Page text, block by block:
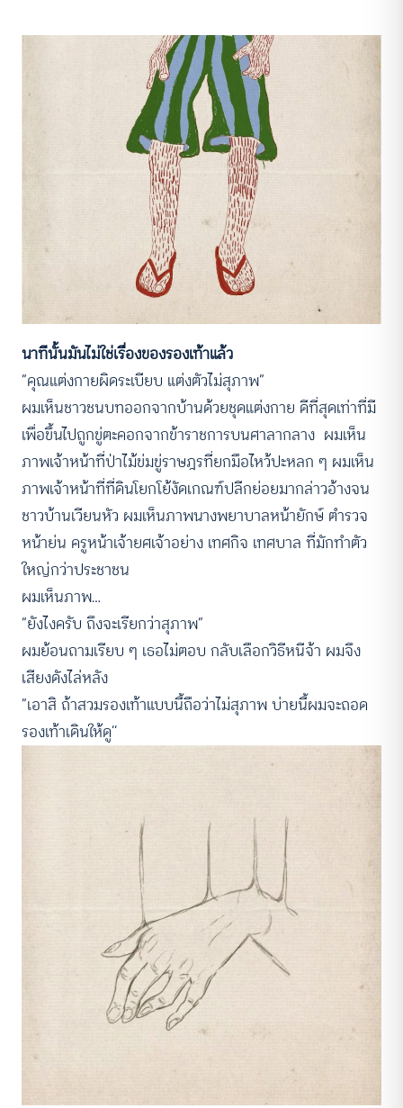
นาทีนั้นมันไม่ใช่เรื่องของรองเท้าแล้ว
“คุณแต่งกายผิดระเบียบ แต่งตัวไม่สุภาพ”
ผมเห็นชาวชนบทออกจากบ้านด้วยชุดแต่งกาย ดีที่สุดเท่าที่มี
เพื่อขึ้นไปถูกขู่ตะคอกจากข้าราชการบนศาลากลาง ผมเห็น
ภาพเจ้าหน้าที่ป่าไม้ข่มขู่ราษฎรที่ยกมือไหว้ปะหลก ๆ ผมเห็น
ภาพเจ้าหน้าที่ที่ดินโยกโย้งัดเกณฑ์ปลีกย่อยมากล่าวอ้างจน
ชาวบ้านเวียนหัว ผมเห็นภาพนางพยาบาลหน้ายักษ์ ตำรวจ
หน้าย่น ครูหน้าเจ้ายศเจ้าอย่าง เทศกิจ เทศบาล ที่มักทำตัว
ใหญ่กว่าประชาชน
ผมเห็นภาพ…
“ยังไงครับ ถึงจะเรียกว่าสุภาพ”
ผมย้อนถามเรียบ ๆ เธอไม่ตอบ กลับเลือกวิธีหนีจ้า ผมจึง
เสียงดังไล่หลัง
“เอาสิ ถ้าสวมรองเท้าแบบนี้ถือว่าไม่สุภาพ บ่ายนี้ผมจะถอด
รองเท้าเดินให้ดู’’